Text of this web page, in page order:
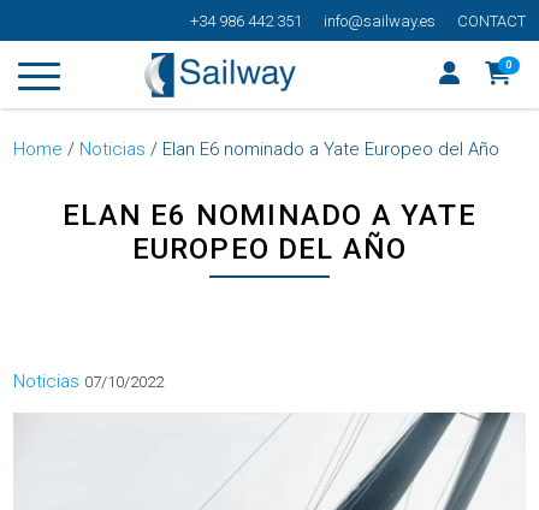
+34 986 442 351 info@sailway.es CONTACT
0
Home / Noticias / Elan E6 nominado a Yate Europeo del Año
ELAN E6 NOMINADO A YATE
EUROPEO DEL AÑO
Categorías
Noticias 07/10/2022